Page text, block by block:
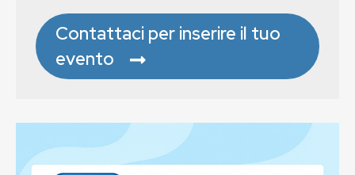
Contattaci per inserire il tuo
evento